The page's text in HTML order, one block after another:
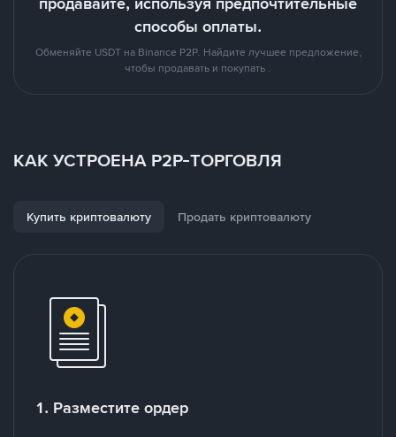
способы оплаты.
Обменяйте USDT на Binance P2P. Найдите лучшее предложение,
чтобы продавать и покупать .
КАК УСТРОЕНА P2P-ТОРГОВЛЯ
Купить криптовалюту Продать криптовалюту
1. Разместите ордер